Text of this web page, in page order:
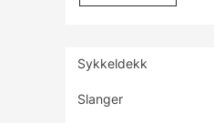
Sykkeldekk
Slanger